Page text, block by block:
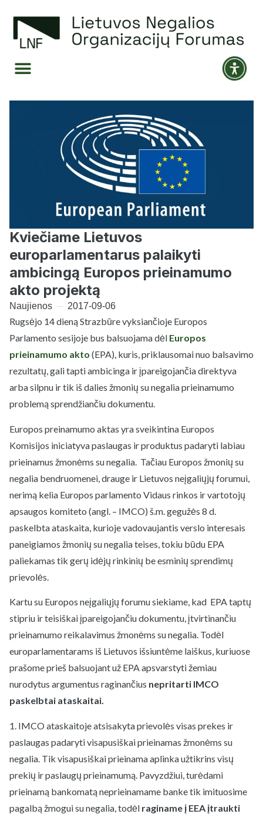
Kviečiame Lietuvos
europarlamentarus palaikyti
ambicingą Europos prieinamumo
akto projektą
Naujienos 2017-09-06
Rugsėjo 14 dieną Strazbūre vyksiančioje Europos
Parlamento sesijoje bus balsuojama dėl Europos
prieinamumo akto (EPA), kuris, priklausomai nuo balsavimo
rezultatų, gali tapti ambicinga ir įpareigojančia direktyva
arba silpnu ir tik iš dalies žmonių su negalia prieinamumo
problemą sprendžiančiu dokumentu.
Europos preinamumo aktas yra sveikintina Europos
Komisijos iniciatyva paslaugas ir produktus padaryti labiau
prieinamus žmonėms su negalia. Tačiau Europos žmonių su
negalia bendruomenei, drauge ir Lietuvos neįgaliųjų forumui,
nerimą kelia Europos parlamento Vidaus rinkos ir vartotojų
apsaugos komiteto (angl. – IMCO) š.m. gegužės 8 d.
paskelbta ataskaita, kurioje vadovaujantis verslo interesais
paneigiamos žmonių su negalia teises, tokiu būdu EPA
paliekamas tik gerų idėjų rinkinių be esminių sprendimų
prievolės.
Kartu su Europos neįgaliųjų forumu siekiame, kad EPA taptų
stipriu ir teisiškai įpareigojančiu dokumentu, įtvirtinančiu
prieinamumo reikalavimus žmonėms su negalia. Todėl
europarlamentarams iš Lietuvos išsiuntėme laiškus, kuriuose
prašome prieš balsuojant už EPA apsvarstyti žemiau
nurodytus argumentus raginančius nepritarti IMCO
paskelbtai ataskaitai.
1. IMCO ataskaitoje atsisakyta prievolės visas prekes ir
paslaugas padaryti visapusiškai prieinamas žmonėms su
negalia. Tik visapusiškai prieinama aplinka užtikrins visų
prekių ir paslaugų prieinamumą. Pavyzdžiui, turėdami
prieinamą bankomatą neprieinamame banke tik imituosime
pagalbą žmogui su negalia, todėl raginame į EEA įtraukti